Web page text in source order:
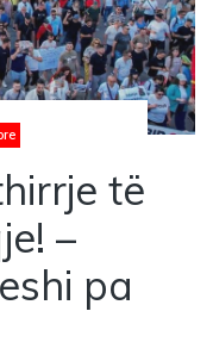
të
–
pa